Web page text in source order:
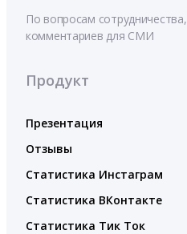
По вопросам сотрудничества,
комментариев для СМИ
Продукт
Презентация
Отзывы
Статистика Инстаграм
Статистика ВКонтакте
Статистика Тик Ток